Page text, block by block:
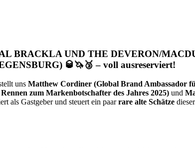
BRACKLA UND THE DEVERON/
🥃🦄🥉 – voll ausreserviert!
uns Matthew Cordiner (Global Brand Ambassador
zum Markenbotschafter des Jahres 2025) und
als Gastgeber und steuert ein paarrare alte Schätze